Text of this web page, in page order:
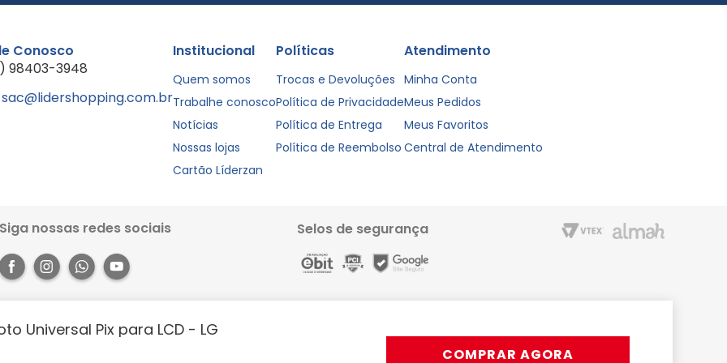
Universal Pix para LCD - LG
COMPRAR AGORA
Conosco
98403-3948
sac@lidershopping.com.br
Institucional
Quem somos
Trabalhe conosco
Notícias
Nossas lojas
Cartão Líderzan
Políticas
Trocas e Devoluções
Política de Privacidade
Política de Entrega
Política de Reembolso
Atendimento
Minha Conta
Meus Pedidos
Meus Favoritos
Central de Atendimento
Siga nossas redes sociais Selos de segurança
dos Pariquis, 1056 - Jurunas, Belém - PA, 66033-590. Site 100% seguro, com entrega rápida e condições especiais para o Cartão Liderzan.
e muito mais. Aproveite a agilidade, praticidade e comodidade que o Líder Shopping proporciona. Acesse o site ou o App